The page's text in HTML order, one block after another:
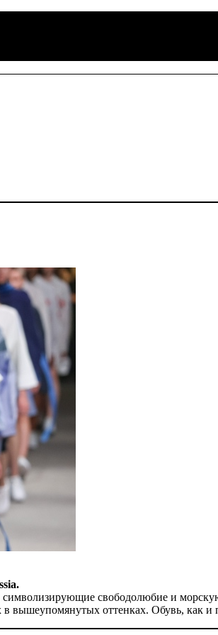
символизирующие свободолюбие и
вышеупомянутых оттенках. Обувь, как